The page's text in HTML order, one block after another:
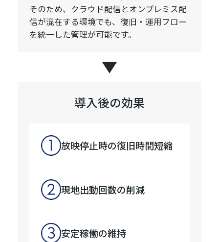
そのため、クラウド配信とオンプレミス配
信が混在する環境でも、復旧・運用フロー
を統一した管理が可能です。
導入後の効果
放映停止時の復旧時間短縮
現地出動回数の削減
安定稼働の維持